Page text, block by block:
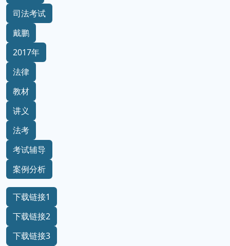
司法考试
戴鹏
2017年
法律
教材
讲义
法考
考试辅导
案例分析
下载链接1
下载链接2
下载链接3